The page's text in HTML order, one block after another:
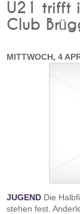
U21 trifft
Club
MITTWOCH, 4
JUGEND Die
stehen fest.